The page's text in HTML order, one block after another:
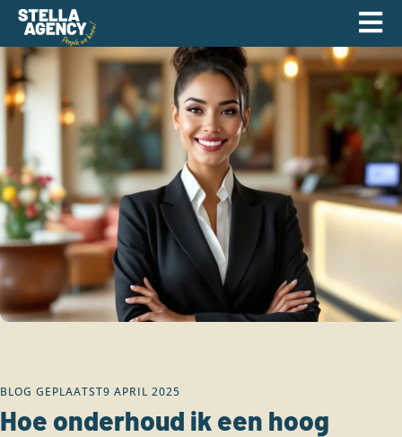
BLOG GEPLAATST9 APRIL 2025
Hoe onderhoud ik een hoog